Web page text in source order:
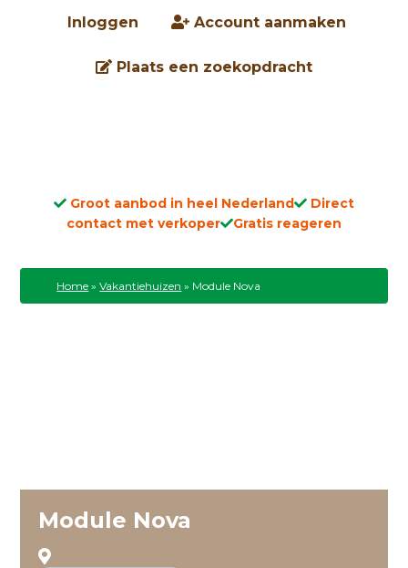
Inloggen Account aanmaken
Plaats een zoekopdracht
Groot aanbod in heel Nederland
Direct
contact met verkoper
Gratis reageren
Home »Vakantiehuizen » Module Nova
Module Nova